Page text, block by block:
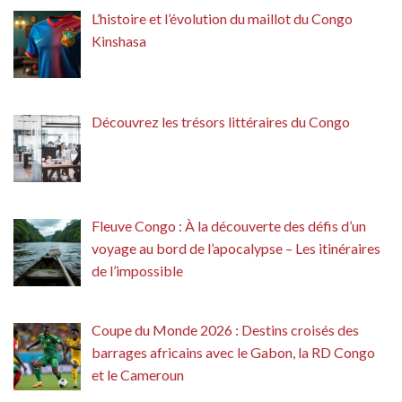
L’histoire et l’évolution du maillot du Congo
Kinshasa
Découvrez les trésors littéraires du Congo
Fleuve Congo : À la découverte des défis d’un
voyage au bord de l’apocalypse – Les itinéraires
de l’impossible
Coupe du Monde 2026 : Destins croisés des
barrages africains avec le Gabon, la RD Congo
et le Cameroun